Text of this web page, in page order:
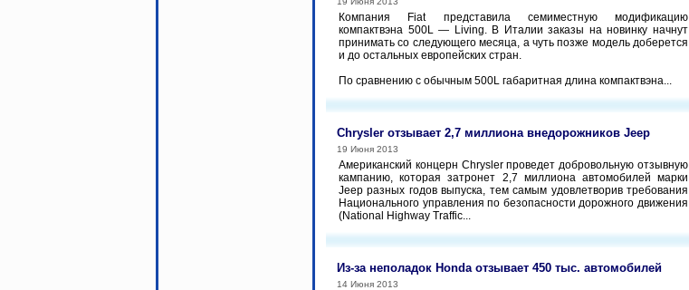
Компания Fiat представила семиместную модификацию
компактвэна 500L — Living. В Италии заказы на новинку начнут
принимать со следующего месяца, а чуть позже модель доберется
и до остальных европейских стран.
По сравнению с обычным 500L габаритная длина компактвэна...
Chrysler отзывает 2,7 миллиона внедорожников Jeep
19 Июня 2013
Американский концерн Chrysler проведет добровольную отзывную
кампанию, которая затронет 2,7 миллиона автомобилей марки
Jeep разных годов выпуска, тем самым удовлетворив требования
Национального управления по безопасности дорожного движения
(National Highway Traffic...
Из-за неполадок Honda отзывает 450 тыс. автомобилей
14 Июня 2013